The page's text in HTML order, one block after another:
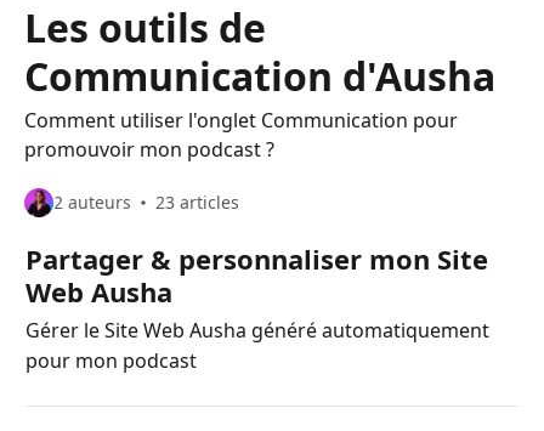
Les outils de
Communication d'Ausha
Comment utiliser l'onglet Communication pour
promouvoir mon podcast ?
2 auteurs 23 articles
Partager & personnaliser mon Site
Web Ausha
Gérer le Site Web Ausha généré automatiquement
pour mon podcast